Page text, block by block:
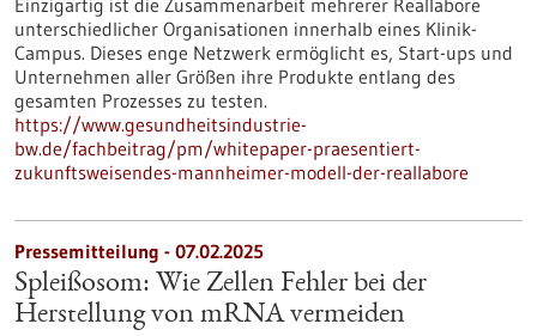
Einzigartig ist die Zusammenarbeit mehrerer Reallabore
unterschiedlicher Organisationen innerhalb eines Klinik-
Campus. Dieses enge Netzwerk ermöglicht es, Start-ups und
Unternehmen aller Größen ihre Produkte entlang des
gesamten Prozesses zu testen.
https://www.gesundheitsindustrie-
bw.de/fachbeitrag/pm/whitepaper-praesentiert-
zukunftsweisendes-mannheimer-modell-der-reallabore
Pressemitteilung - 07.02.2025
Spleißosom: Wie Zellen Fehler bei der
Herstellung von mRNA vermeiden